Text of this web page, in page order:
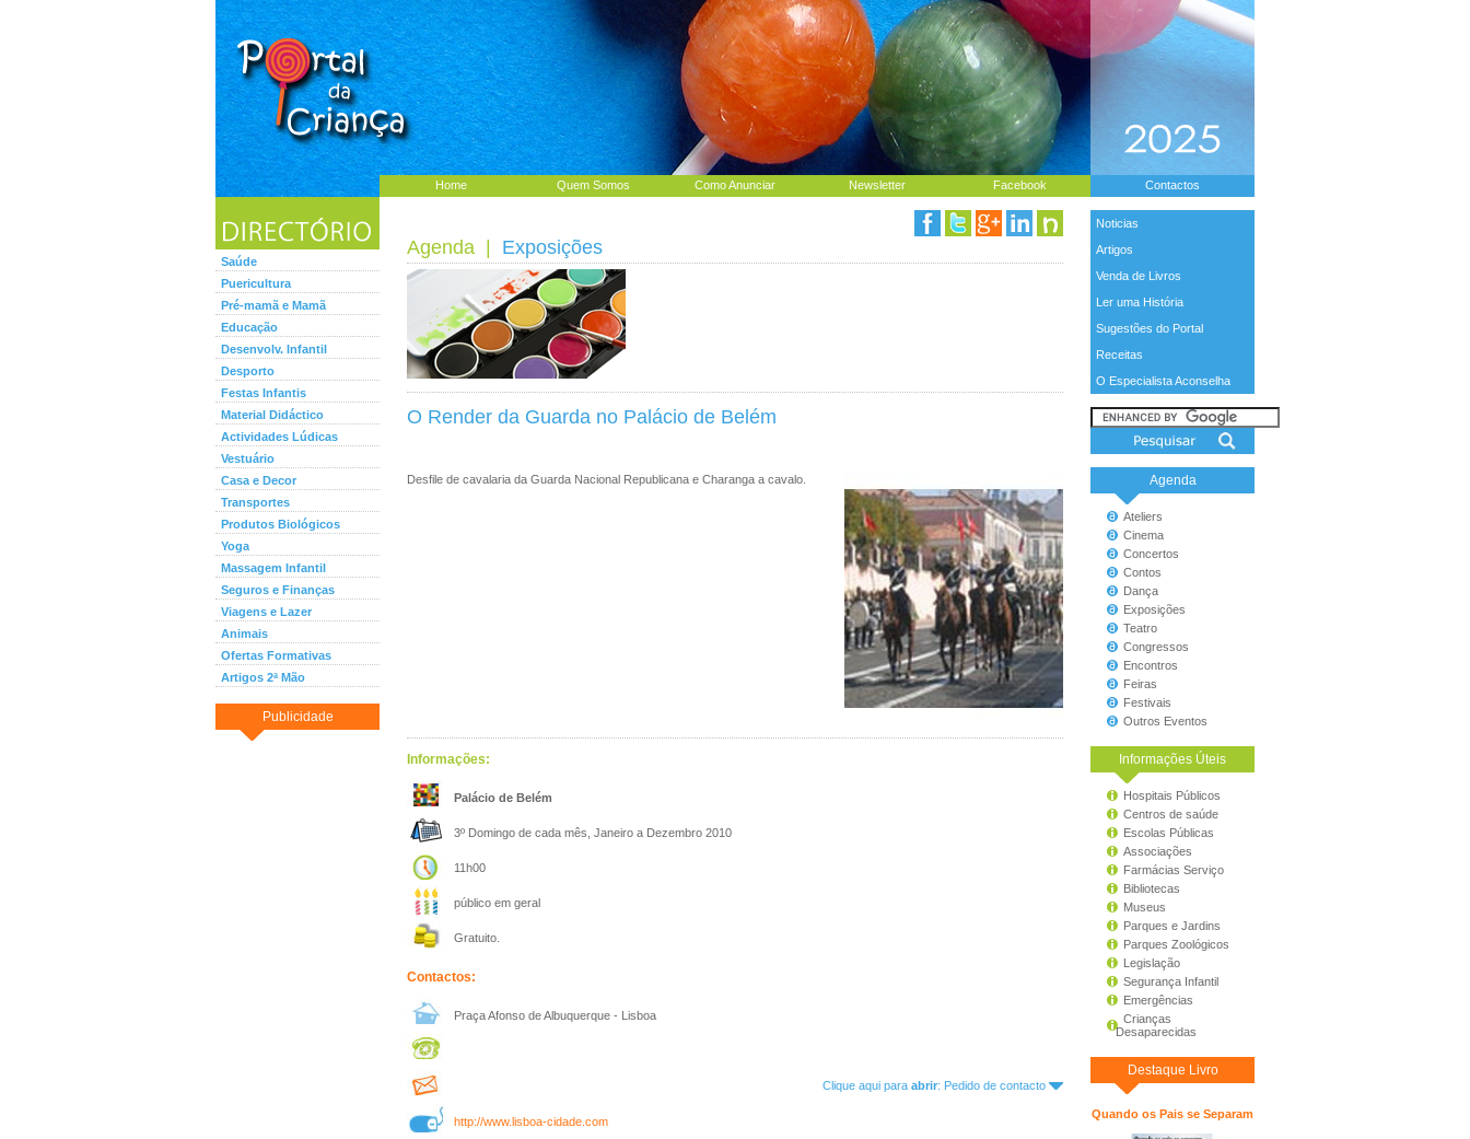
Home Quem Somos Como Anunciar Newsletter Facebook Contactos
Saúde
Puericultura
Pré-mamã e Mamã
Educação
Desenvolv. Infantil
Desporto
Festas Infantis
Material Didáctico
Actividades Lúdicas
Vestuário
Casa e Decor
Transportes
Produtos Biológicos
Yoga
Massagem Infantil
Seguros e Finanças
Viagens e Lazer
Animais
Ofertas Formativas
Artigos 2ª Mão
Publicidade
Noticias
Artigos
Venda de Livros
Ler uma História
Sugestões do Portal
Receitas
O Especialista Aconselha
Agenda
Ateliers
Cinema
Concertos
Contos
Dança
Exposições
Teatro
Congressos
Encontros
Feiras
Festivais
Outros Eventos
Informações Úteis
Hospitais Públicos
Centros de saúde
Escolas Públicas
Associações
Farmácias Serviço
Bibliotecas
Museus
Parques e Jardins
Parques Zoológicos
Legislação
Segurança Infantil
Emergências
Crianças
Desaparecidas
Destaque Livro
Quando os Pais se Separam
Agenda Exposições
O Render da Guarda no Palácio de Belém
Desfile de cavalaria da Guarda Nacional Republicana e Charanga a cavalo.
Informações:
Palácio de Belém
3º Domingo de cada mês, Janeiro a Dezembro 2010
11h00
público em geral
Gratuito.
Contactos:
Praça Afonso de Albuquerque - Lisboa
Clique aqui para abrir: Pedido de contacto
http://www.lisboa-cidade.com